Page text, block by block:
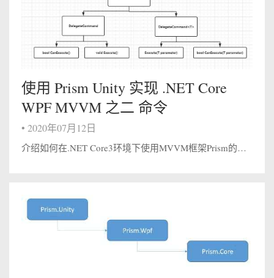
使用 Prism Unity 实现 .NET Core
WPF MVVM 之二 命令
• 2020年07月12日
介绍如何在.NET Core3环境下使用MVVM框架Prism的命令的用法 一.创建DelegateCommand命令 我们在上一篇使用 Prism Unity 实现 .NET Core WPF MVVM 之一 数据绑定中知道pr...